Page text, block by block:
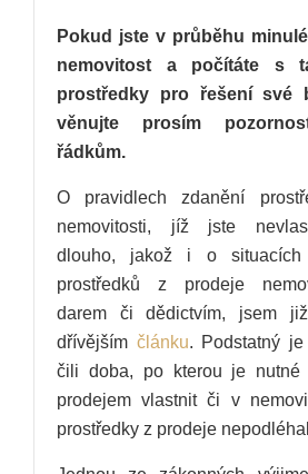
Pokud jste v průběhu
nemovitost a počítáte s
prostředky pro řešení své
věnujte prosím
řádkům.
O pravidlech zdanění
nemovitosti, jíž jste
dlouho, jakož i o situacích
prostředků z prodeje
darem či dědictvím, jsem
dřívějším článku. Podstatný
čili doba, po kterou je nutné
prodejem vlastnit či v
prostředky z prodeje